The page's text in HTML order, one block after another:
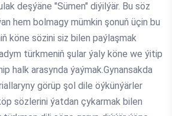
deşýäne "Sümen" diýilýär. Bu söz
hem bolmagy mümkin şonuň üçin bu
köne sözini siz bilen paýlaşmak
türkmeniň şular ýaly köne we ýitip
halk arasynda ýaýmak.Gynansakda
görüp şol dile öýkünýärler
sözlerini ýatdan çykarmak bilen